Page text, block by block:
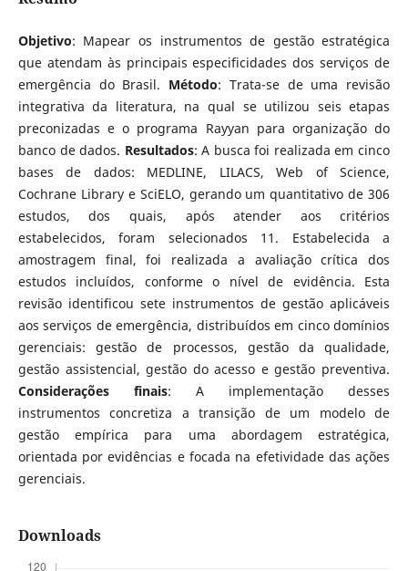
Objetivo: Mapear os instrumentos de gestão estratégica
que atendam às principais especificidades dos serviços de
emergência do Brasil. Método: Trata-se de uma revisão
integrativa da literatura, na qual se utilizou seis etapas
preconizadas e o programa Rayyan para organização do
banco de dados. Resultados: A busca foi realizada em cinco
bases de dados: MEDLINE, LILACS, Web of Science,
Cochrane Library e SciELO, gerando um quantitativo de 306
estudos, dos quais, após atender aos critérios
estabelecidos, foram selecionados 11. Estabelecida a
amostragem final, foi realizada a avaliação crítica dos
estudos incluídos, conforme o nível de evidência. Esta
revisão identificou sete instrumentos de gestão aplicáveis
aos serviços de emergência, distribuídos em cinco domínios
gerenciais: gestão de processos, gestão da qualidade,
gestão assistencial, gestão do acesso e gestão preventiva.
Considerações finais: A implementação desses
instrumentos concretiza a transição de um modelo de
gestão empírica para uma abordagem estratégica,
orientada por evidências e focada na efetividade das ações
gerenciais.
Downloads